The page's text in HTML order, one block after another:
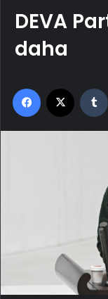
DEVA
daha
Facebook